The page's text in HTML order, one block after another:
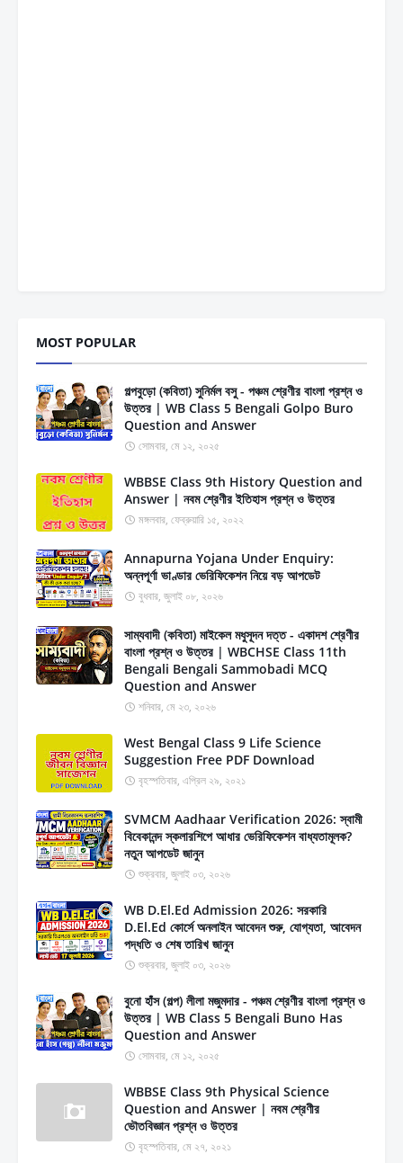
MOST POPULAR
গল্পবুড়ো (কবিতা) সুনির্মল বসু - পঞ্চম শ্রেণীর বাংলা প্রশ্ন ও
উত্তর | WB Class 5 Bengali Golpo Buro
Question and Answer
সোমবার, মে ১২, ২০২৫
WBBSE Class 9th History Question and
Answer | নবম শ্রেণীর ইতিহাস প্রশ্ন ও উত্তর
মঙ্গলবার, ফেব্রুয়ারি ১৫, ২০২২
Annapurna Yojana Under Enquiry:
অন্নপূর্ণা ভাণ্ডার ভেরিফিকেশন নিয়ে বড় আপডেট
বুধবার, জুলাই ০৮, ২০২৬
সাম্যবাদী (কবিতা) মাইকেল মধুসূদন দত্ত - একাদশ শ্রেণীর
বাংলা প্রশ্ন ও উত্তর | WBCHSE Class 11th
Bengali Bengali Sammobadi MCQ
Question and Answer
শনিবার, মে ২৩, ২০২৬
West Bengal Class 9 Life Science
Suggestion Free PDF Download
বৃহস্পতিবার, এপ্রিল ২৯, ২০২১
SVMCM Aadhaar Verification 2026: স্বামী
বিবেকানন্দ স্কলারশিপে আধার ভেরিফিকেশন বাধ্যতামূলক?
নতুন আপডেট জানুন
শুক্রবার, জুলাই ০৩, ২০২৬
WB D.El.Ed Admission 2026: সরকারি
D.El.Ed কোর্সে অনলাইন আবেদন শুরু, যোগ্যতা, আবেদন
পদ্ধতি ও শেষ তারিখ জানুন
শুক্রবার, জুলাই ০৩, ২০২৬
বুনো হাঁস (গল্প) লীলা মজুমদার - পঞ্চম শ্রেণীর বাংলা প্রশ্ন ও
উত্তর | WB Class 5 Bengali Buno Has
Question and Answer
সোমবার, মে ১২, ২০২৫
WBBSE Class 9th Physical Science
Question and Answer | নবম শ্রেণীর
ভৌতবিজ্ঞান প্রশ্ন ও উত্তর
বৃহস্পতিবার, মে ২৭, ২০২১